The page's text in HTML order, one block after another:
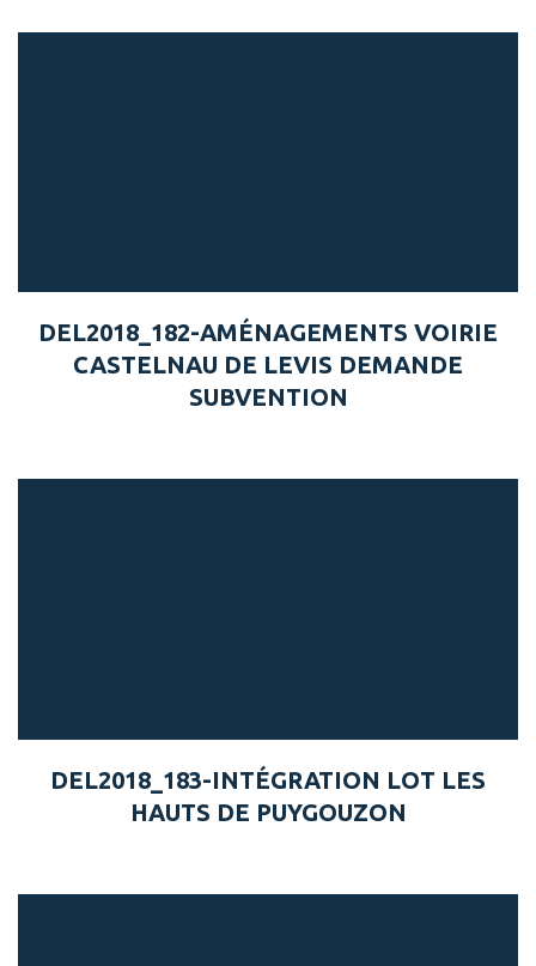
DEL2018_182-AMÉNAGEMENTS VOIRIE
CASTELNAU DE LEVIS DEMANDE
SUBVENTION
DEL2018_183-INTÉGRATION LOT LES
HAUTS DE PUYGOUZON